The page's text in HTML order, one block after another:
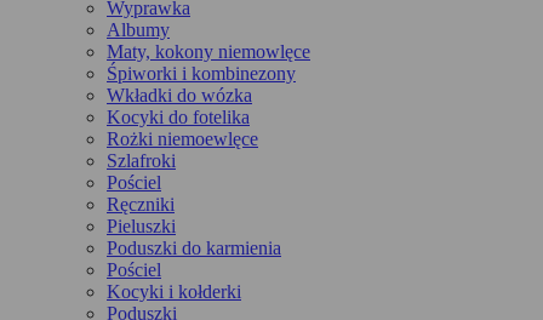
Wyprawka
Albumy
Maty, kokony niemowlęce
Śpiworki i kombinezony
Wkładki do wózka
Kocyki do fotelika
Rożki niemoewlęce
Szlafroki
Pościel
Ręczniki
Pieluszki
Poduszki do karmienia
Pościel
Kocyki i kołderki
Poduszki